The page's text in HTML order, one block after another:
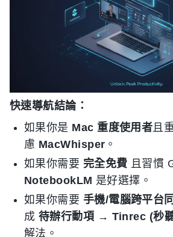
快速導航結論：
如果你是 Mac 重度使用者 且
慮 MacWhisper 。
如果你需要 完全免費 且習慣
NotebookLM 是好選擇。
如果你需要 手機/電腦跨平台
成 待辦行動項 → Tinrec (秒
解法。